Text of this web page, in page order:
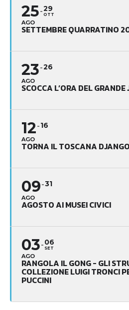
25
AGO
29
OTT
SETTEMBRE QUARRATINO
23
AGO
26
SCOCCA L’ORA DEL GRANDE
12
AGO
16
TORNA IL TOSCANA
09
AGO
31
AGOSTO AI MUSEI CIVICI
03
AGO
06
SET
RANGOLA IL GONG - GLI
COLLEZIONE LUIGI TRONCI
PUCCINI